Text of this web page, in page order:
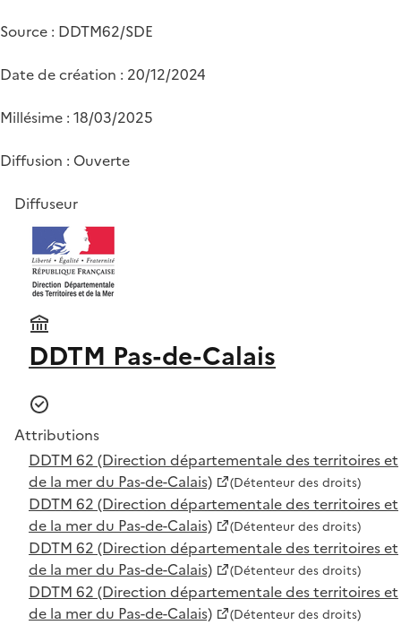
Source : DDTM62/SDE
Date de création : 20/12/2024
Millésime : 18/03/2025
Diffusion : Ouverte
Diffuseur
DDTM Pas-de-Calais
Attributions
DDTM 62 (Direction départementale des territoires et
de la mer du Pas-de-Calais)
(Détenteur des droits)
DDTM 62 (Direction départementale des territoires et
de la mer du Pas-de-Calais)
(Détenteur des droits)
DDTM 62 (Direction départementale des territoires et
de la mer du Pas-de-Calais)
(Détenteur des droits)
DDTM 62 (Direction départementale des territoires et
de la mer du Pas-de-Calais)
(Détenteur des droits)